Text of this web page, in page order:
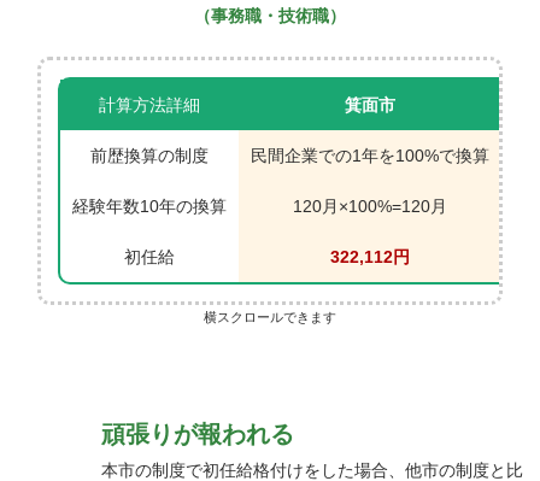
（事務職・技術職）
計算方法詳細 箕面市
前歴換算の制度 民間企業での1年を100%で換算
経験年数10年の換算 120月×100%=120月
初任給 322,112円
横スクロールできます
頑張りが報われる
本市の制度で初任給格付けをした場合、他市の制度と比